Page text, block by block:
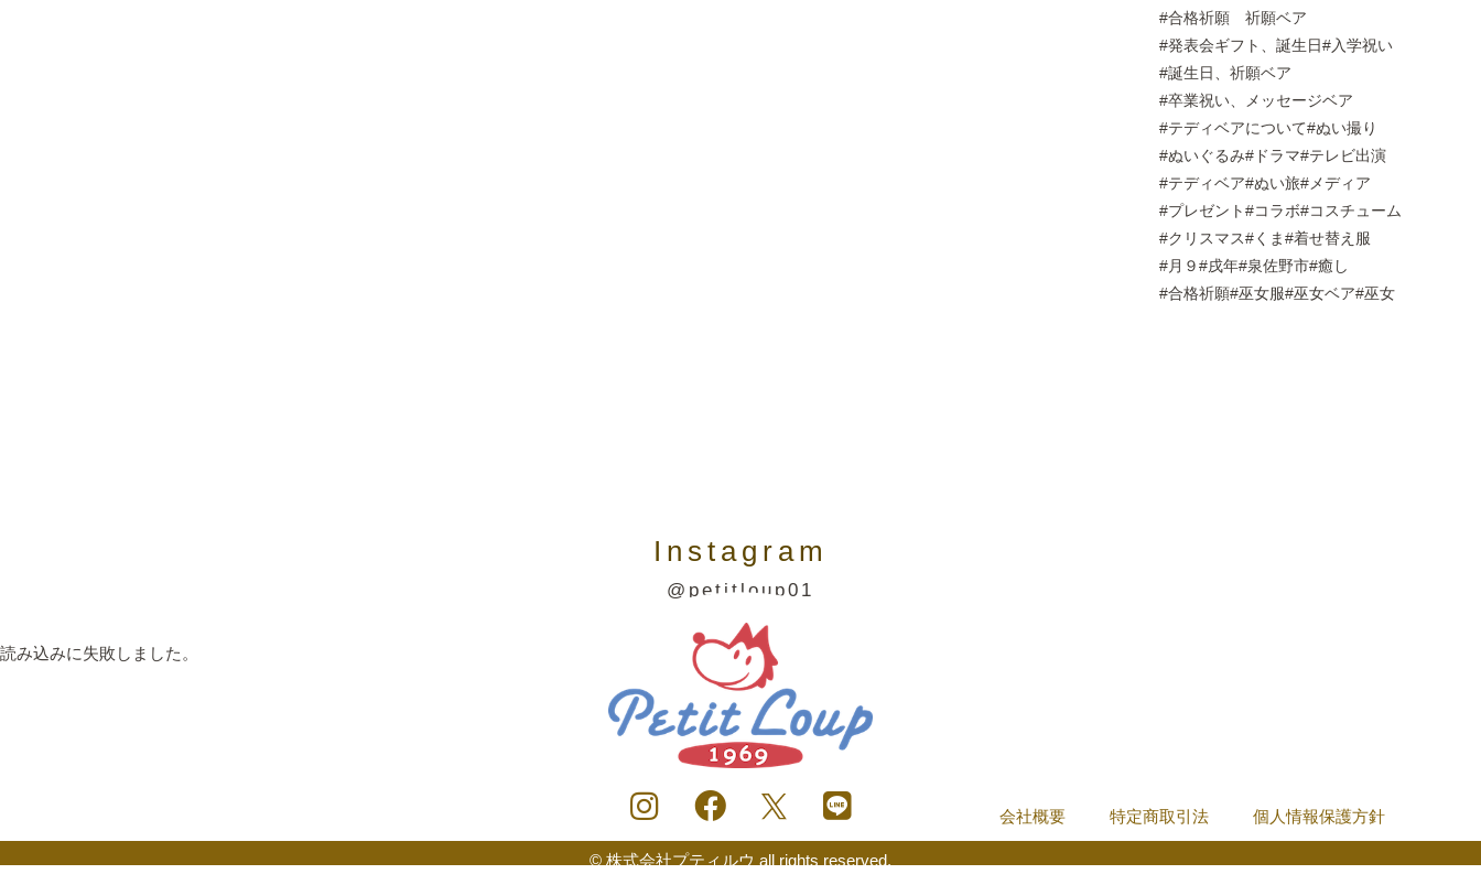
合格祈願 祈願ベア
発表会ギフト、誕生日
入学祝い
誕生日、祈願ベア
卒業祝い、メッセージベア
テディベアについて ぬい撮り
ぬいぐるみ
ドラマ
テレビ出演
テディベア ぬい旅
メディア
プレゼント
コラボ
コスチューム
クリスマス
くま
着せ替え服
月９
戌年 泉佐野市 癒し
合格祈願 巫女服 巫女ベア 巫女
Instagram
@petitloup01
読み込みに失敗しました。
会社概要 特定商取引法 個人情報保護方針
© 株式会社プティルウ all rights reserved.